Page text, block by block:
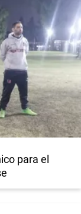
para el